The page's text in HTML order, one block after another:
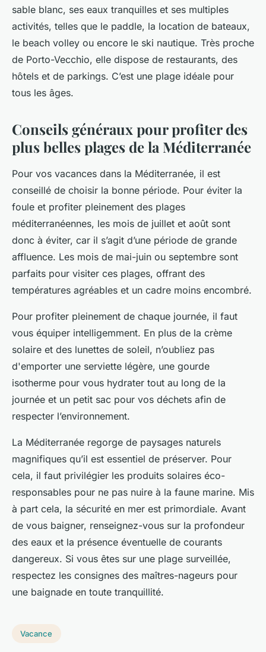
sable blanc, ses eaux tranquilles et ses multiples
activités, telles que le paddle, la location de bateaux,
le beach volley ou encore le ski nautique. Très proche
de Porto-Vecchio, elle dispose de restaurants, des
hôtels et de parkings. C’est une plage idéale pour
tous les âges.
Conseils généraux pour profiter des
plus belles plages de la Méditerranée
Pour vos vacances dans la Méditerranée, il est
conseillé de choisir la bonne période. Pour éviter la
foule et profiter pleinement des plages
méditerranéennes, les mois de juillet et août sont
donc à éviter, car il s’agit d’une période de grande
affluence. Les mois de mai-juin ou septembre sont
parfaits pour visiter ces plages, offrant des
températures agréables et un cadre moins encombré.
Pour profiter pleinement de chaque journée, il faut
vous équiper intelligemment. En plus de la crème
solaire et des lunettes de soleil, n’oubliez pas
d'emporter une serviette légère, une gourde
isotherme pour vous hydrater tout au long de la
journée et un petit sac pour vos déchets afin de
respecter l’environnement.
La Méditerranée regorge de paysages naturels
magnifiques qu’il est essentiel de préserver. Pour
cela, il faut privilégier les produits solaires éco-
responsables pour ne pas nuire à la faune marine. Mis
à part cela, la sécurité en mer est primordiale. Avant
de vous baigner, renseignez-vous sur la profondeur
des eaux et la présence éventuelle de courants
dangereux. Si vous êtes sur une plage surveillée,
respectez les consignes des maîtres-nageurs pour
une baignade en toute tranquillité.
Vacance